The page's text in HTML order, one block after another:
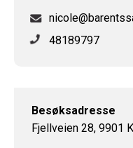
48189797
Besøksadresse
Fjellveien 28, 9901